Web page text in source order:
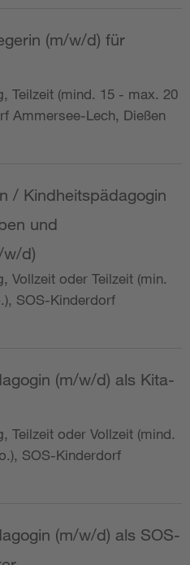
(m/w/d) für
Teilzeit (mind. 15 - max. 20
Ammersee-Lech, Dießen
/ Kindheitspädagogin
und
w/d)
Vollzeit oder Teilzeit (min.
SOS-Kinderdorf
(m/w/d) als Kita-
Teilzeit oder Vollzeit (mind.
SOS-Kinderdorf
(m/w/d) als SOS-